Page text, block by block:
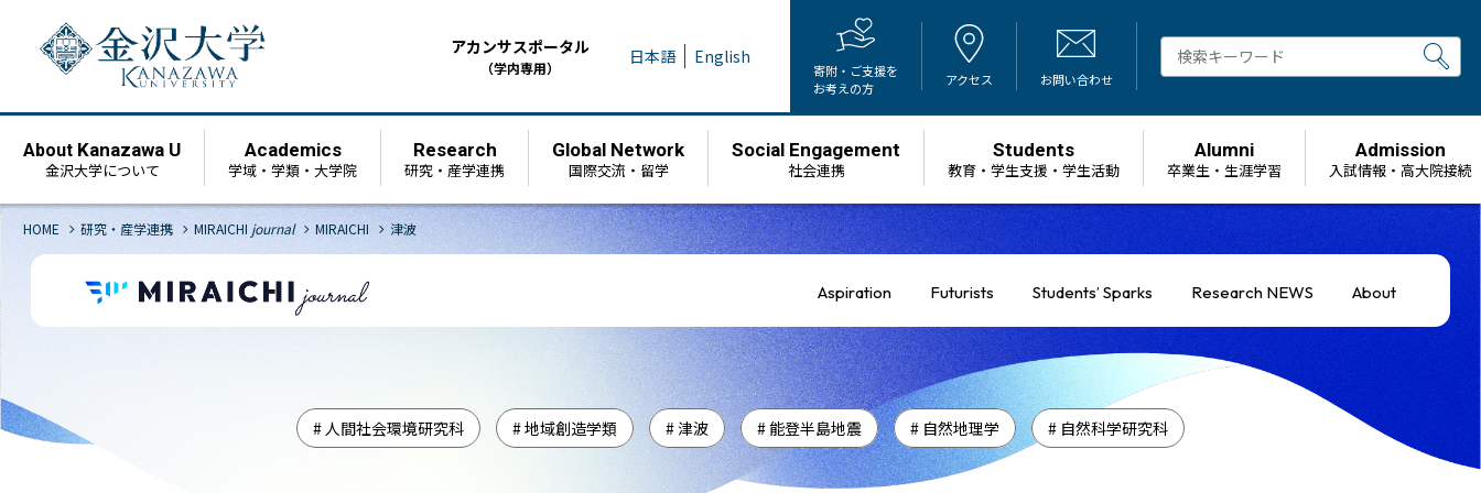
アカンサスポータル
（学内専用） 日本語 English
寄附・ご支援を
お考えの方
アクセス お問い合わせ
About Kanazawa U
金沢大学について
Academics
学域・学類・大学院
Research
研究・産学連携
Global Network
国際交流・留学
Social Engagement
社会連携
Students
教育・学生支援・学生活動
Alumni
卒業生・生涯学習
Admission
⼊試情報・高大院接続
HOME chevron_right 研究・産学連携 chevron_right MIRAICHI journal chevron_right MIRAICHI chevron_right 津波
Aspiration Futurists Students’ Sparks Research NEWS About
# 人間社会環境研究科 # 地域創造学類 # 津波 # 能登半島地震 # 自然地理学 # 自然科学研究科